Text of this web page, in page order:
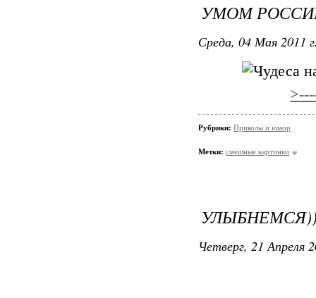
УМОМ
Среда, 04 Мая 2011
Рубрики: Приколы и юмор
Метки: смешные картинки
Четверг, 21 Апреля